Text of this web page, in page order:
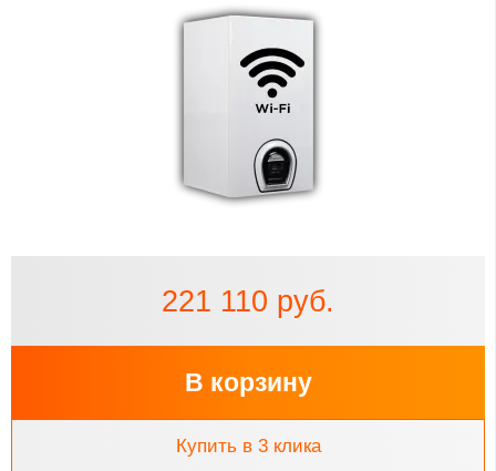
221 110 руб.
В корзину
Купить в 3 клика